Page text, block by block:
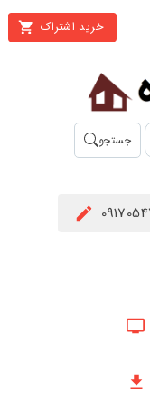
خرید اشتراک
جستجو